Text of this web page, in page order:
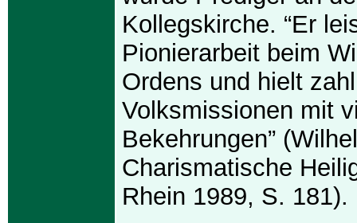
Kollegskirche. “Er
Pionierarbeit beim
Ordens und hielt
Volksmissionen mit
Bekehrungen”
Charismatische
Rhein 1989, S. 181).